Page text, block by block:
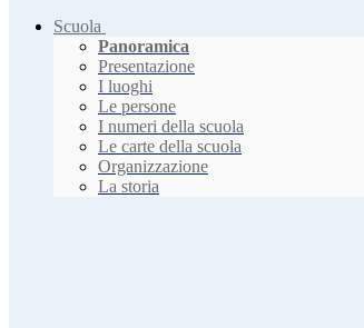
Scuola
Panoramica
Presentazione
I luoghi
Le persone
I numeri della scuola
Le carte della scuola
Organizzazione
La storia